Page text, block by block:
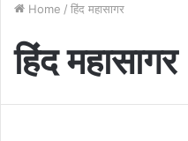
Home / हिंद महासागर
हिंद महासागर